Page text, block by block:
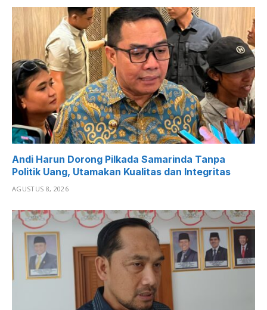
Andi Harun Dorong Pilkada Samarinda Tanpa
Politik Uang, Utamakan Kualitas dan Integritas
AGUSTUS 8, 2026